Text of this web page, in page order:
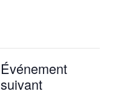
Événement
suivant